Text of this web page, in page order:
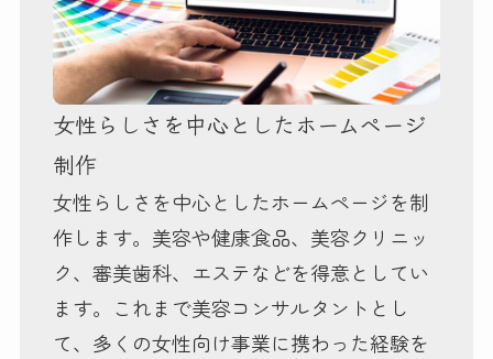
女性らしさを中心としたホームページ
制作
女性らしさを中心としたホームページを制
作します。美容や健康食品、美容クリニッ
ク、審美歯科、エステなどを得意としてい
ます。これまで美容コンサルタントとし
て、多くの女性向け事業に携わった経験を